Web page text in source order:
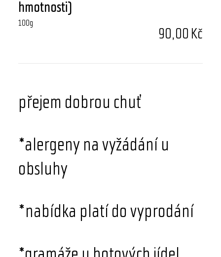
hmotnosti)
90,00 Kč
100g
přejem dobrou chuť
*alergeny na vyžádání u
obsluhy
*nabídka platí do vyprodání